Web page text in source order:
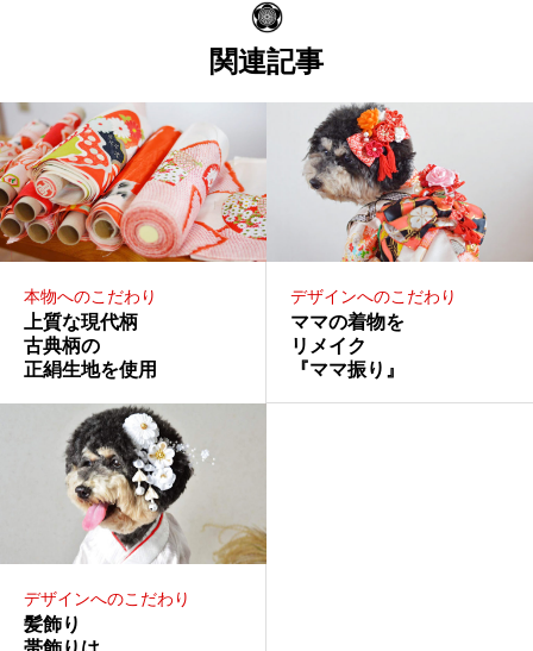
関連記事
本物へのこだわり
上質な現代柄
古典柄の
正絹生地を使用
デザインへのこだわり
ママの着物を
リメイク
『ママ振り』
デザインへのこだわり
髪飾り